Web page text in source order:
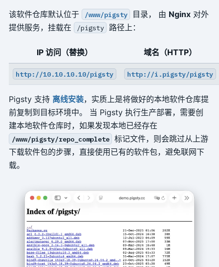
该软件仓库默认位于 /www/pigsty 目录， 由 Nginx 对外
提供服务，挂载在
/pigsty 路径上：
IP 访问（替换） 域名（HTTP）
http://10.10.10.10/pigsty http://i.pigsty/pigsty
Pigsty 支持 离线安装，实质上是将做好的本地软件仓库提
前复制到目标环境中。 当 Pigsty 执行生产部署，需要创
建本地软件仓库时，如果发现本地已经存在
/www/pigsty/repo_complete 标记文件，则会跳过从上游
下载软件包的步骤，直接使用已有的软件包，避免联网下
载。